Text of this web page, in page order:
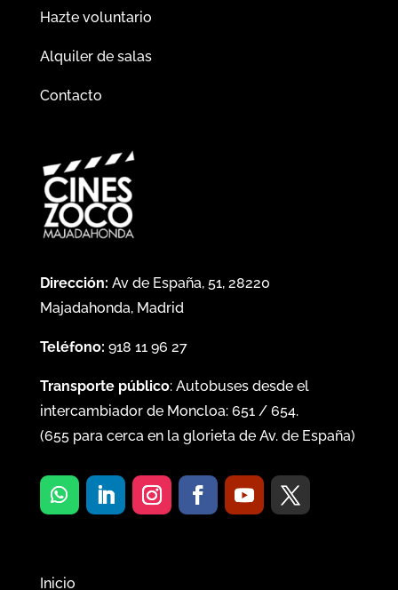
Hazte voluntario
Alquiler de salas
Contacto
Dirección: Av de España, 51, 28220
Majadahonda, Madrid
Teléfono: 918 11 96 27
Transporte público: Autobuses desde el
intercambiador de Moncloa: 651/ 654.
(655para cerca en la glorieta de Av. de España)
Inicio